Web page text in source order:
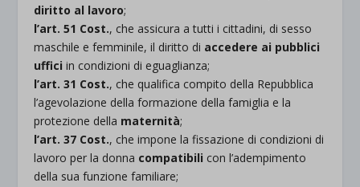
diritto al lavoro;
l’art. 51 Cost., che assicura a tutti i cittadini, di sesso
maschile e femminile, il diritto di accedere ai pubblici
uffici in condizioni di eguaglianza;
l’art. 31 Cost., che qualifica compito della Repubblica
l’agevolazione della formazione della famiglia e la
protezione della maternità;
l’art. 37 Cost., che impone la fissazione di condizioni di
lavoro per la donna compatibili con l’adempimento
della sua funzione familiare;